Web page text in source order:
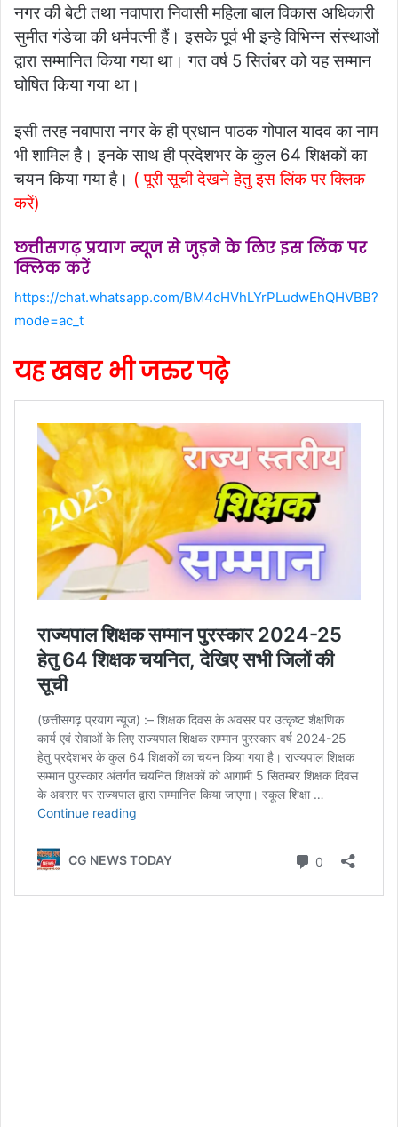
नगर की बेटी तथा नवापारा निवासी महिला बाल विकास अधिकारी
सुमीत गंडेचा की धर्मपत्नी हैं। इसके पूर्व भी इन्हे विभिन्न संस्थाओं
द्वारा सम्मानित किया गया था। गत वर्ष 5 सितंबर को यह सम्मान
घोषित किया गया था।
इसी तरह नवापारा नगर के ही प्रधान पाठक गोपाल यादव का नाम
भी शामिल है। इनके साथ ही प्रदेशभर के कुल 64 शिक्षकों का
चयन किया गया है। ( पूरी सूची देखने हेतु इस लिंक पर क्लिक
करें)
छत्तीसगढ़ प्रयाग न्यूज से जुड़ने के लिए इस लिंक पर
क्लिक करें
https://chat.whatsapp.com/BM4cHVhLYrPLudwEhQHVBB?
mode=ac_t
यह खबर भी जरुर पढ़े